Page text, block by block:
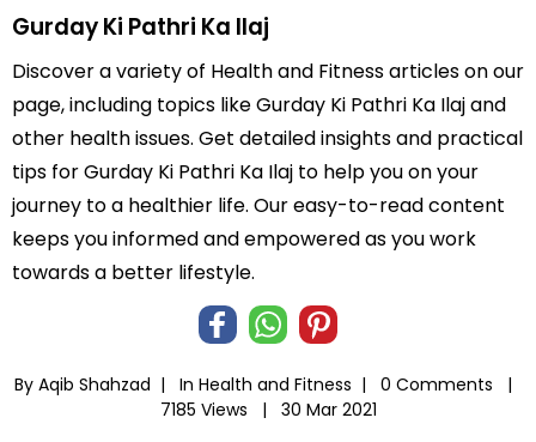
Gurday Ki Pathri Ka Ilaj
Discover a variety of Health and Fitness articles on our
page, including topics like Gurday Ki Pathri Ka Ilaj and
other health issues. Get detailed insights and practical
tips for Gurday Ki Pathri Ka Ilaj to help you on your
journey to a healthier life. Our easy-to-read content
keeps you informed and empowered as you work
towards a better lifestyle.
By Aqib Shahzad | In Health and Fitness |
0 Comments |
7185 Views |
30 Mar 2021